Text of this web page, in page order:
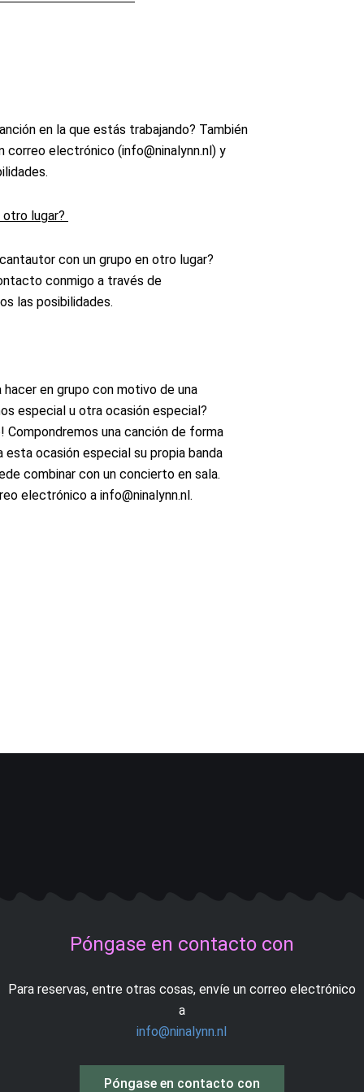
en la que estás trabajando? También
correo electrónico (info@ninalynn.nl) y
otro lugar?
con un grupo en otro lugar?
conmigo a través de
las posibilidades.
en grupo con motivo de una
especial u otra ocasión especial?
Compondremos una canción de forma
esta ocasión especial su propia banda
combinar con un concierto en sala.
electrónico a info@ninalynn.nl.
Póngase en contacto con
Para reservas, entre otras cosas, envíe un correo electrónico
a
info@ninalynn.nl